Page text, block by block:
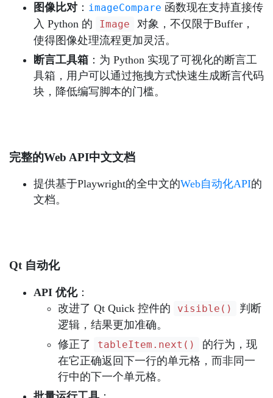
图像比对 ： imageCompare 函数现在支持直接传
入 Python 的
Image
对象，不仅限于Buffer，
使得图像处理流程更加灵活。
断言工具箱 ：为 Python 实现了可视化的断言工
具箱，用户可以通过拖拽方式快速生成断言代码
块，降低编写脚本的门槛。
完整的Web API中文文档
提供基于Playwright的全中文的Web自动化API的
文档。
Qt 自动化
API 优化：
改进了 Qt Quick 控件的
visible()
判断
逻辑，结果更加准确。
修正了
tableItem.next()
的行为，现
在它正确返回下一行的单元格，而非同一
行中的下一个单元格。